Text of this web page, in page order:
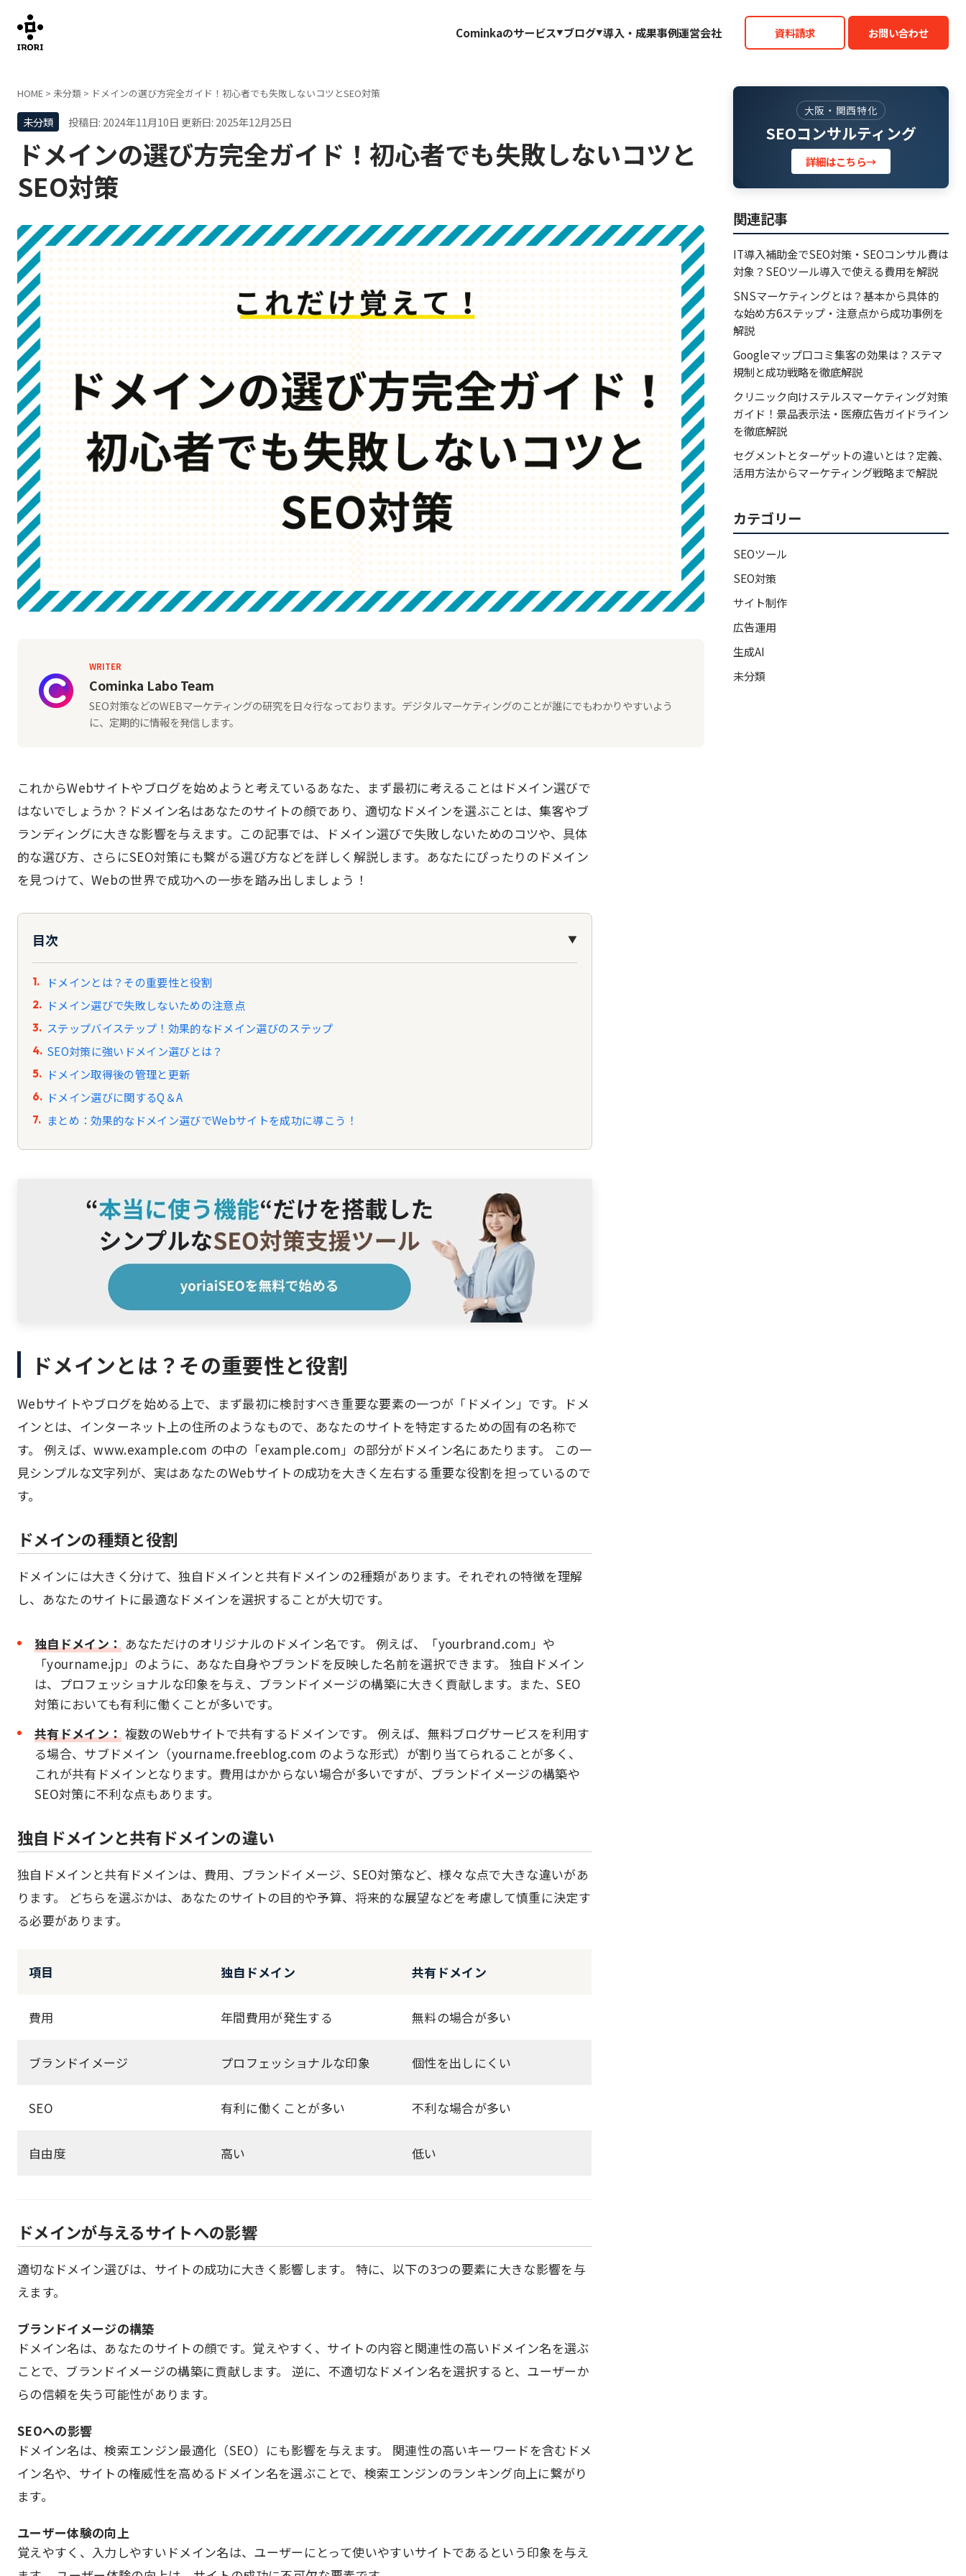
Cominkaのサービス ブログ 導入・成果事例運営会社 資料請求 お問い合わせ
HOME > 未分類 > ドメインの選び方完全ガイド！初心者でも失敗しないコツとSEO対策
未分類 投稿日: 2024年11月10日 更新日: 2025年12月25日
ドメインの選び方完全ガイド！初心者でも失敗しないコツと
SEO対策
WRITER
Cominka Labo Team
SEO対策などのWEBマーケティングの研究を日々行なっております。デジタルマーケティングのことが誰にでもわかりやすいよう
に、定期的に情報を発信します。
これからWebサイトやブログを始めようと考えているあなた、まず最初に考えることはドメイン選びで
はないでしょうか？ドメイン名はあなたのサイトの顔であり、適切なドメインを選ぶことは、集客やブ
ランディングに大きな影響を与えます。この記事では、ドメイン選びで失敗しないためのコツや、具体
的な選び方、さらにSEO対策にも繋がる選び方などを詳しく解説します。あなたにぴったりのドメイン
を見つけて、Webの世界で成功への一歩を踏み出しましょう！
目次 ▼
ドメインとは？その重要性と役割
ドメイン選びで失敗しないための注意点
ステップバイステップ！効果的なドメイン選びのステップ
SEO対策に強いドメイン選びとは？
ドメイン取得後の管理と更新
ドメイン選びに関するQ＆A
まとめ：効果的なドメイン選びでWebサイトを成功に導こう！
ドメインとは？その重要性と役割
Webサイトやブログを始める上で、まず最初に検討すべき重要な要素の一つが「ドメイン」です。ドメ
インとは、インターネット上の住所のようなもので、あなたのサイトを特定するための固有の名称で
す。 例えば、www.example.com の中の「example.com」の部分がドメイン名にあたります。 この一
見シンプルな文字列が、実はあなたのWebサイトの成功を大きく左右する重要な役割を担っているので
す。
ドメインの種類と役割
ドメインには大きく分けて、独自ドメインと共有ドメインの2種類があります。それぞれの特徴を理解
し、あなたのサイトに最適なドメインを選択することが大切です。
独自ドメイン： あなただけのオリジナルのドメイン名です。 例えば、「yourbrand.com」や
「yourname.jp」のように、あなた自身やブランドを反映した名前を選択できます。 独自ドメイン
は、プロフェッショナルな印象を与え、ブランドイメージの構築に大きく貢献します。また、SEO
対策においても有利に働くことが多いです。
共有ドメイン： 複数のWebサイトで共有するドメインです。 例えば、無料ブログサービスを利用す
る場合、サブドメイン（yourname.freeblog.com のような形式）が割り当てられることが多く、
これが共有ドメインとなります。費用はかからない場合が多いですが、ブランドイメージの構築や
SEO対策に不利な点もあります。
独自ドメインと共有ドメインの違い
独自ドメインと共有ドメインは、費用、ブランドイメージ、SEO対策など、様々な点で大きな違いがあ
ります。 どちらを選ぶかは、あなたのサイトの目的や予算、将来的な展望などを考慮して慎重に決定す
る必要があります。
項目 独自ドメイン 共有ドメイン
費用 年間費用が発生する 無料の場合が多い
ブランドイメージ プロフェッショナルな印象 個性を出しにくい
SEO 有利に働くことが多い 不利な場合が多い
自由度 高い 低い
ドメインが与えるサイトへの影響
適切なドメイン選びは、サイトの成功に大きく影響します。 特に、以下の3つの要素に大きな影響を与
えます。
ブランドイメージの構築
ドメイン名は、あなたのサイトの顔です。覚えやすく、サイトの内容と関連性の高いドメイン名を選ぶ
ことで、ブランドイメージの構築に貢献します。 逆に、不適切なドメイン名を選択すると、ユーザーか
らの信頼を失う可能性があります。
SEOへの影響
ドメイン名は、検索エンジン最適化（SEO）にも影響を与えます。 関連性の高いキーワードを含むドメ
イン名や、サイトの権威性を高めるドメイン名を選ぶことで、検索エンジンのランキング向上に繋がり
ます。
ユーザー体験の向上
覚えやすく、入力しやすいドメイン名は、ユーザーにとって使いやすいサイトであるという印象を与え
大阪・関西特化
SEOコンサルティング
詳細はこちら→
関連記事
IT導入補助金でSEO対策・SEOコンサル費は
対象？SEOツール導入で使える費用を解説
SNSマーケティングとは？基本から具体的
な始め方6ステップ・注意点から成功事例を
解説
Googleマップ口コミ集客の効果は？ステマ
規制と成功戦略を徹底解説
クリニック向けステルスマーケティング対策
ガイド！景品表示法・医療広告ガイドライン
を徹底解説
セグメントとターゲットの違いとは？定義、
活用方法からマーケティング戦略まで解説
カテゴリー
SEOツール
SEO対策
サイト制作
広告運用
生成AI
未分類